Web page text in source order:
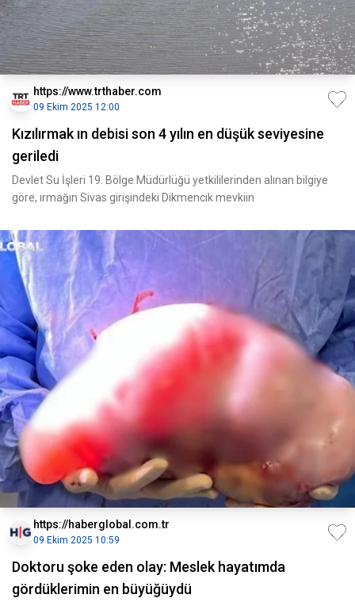
https://www.trthaber.com
09 Ekim 2025 12:00
Kızılırmak ın debisi son 4 yılın en düşük seviyesine
geriledi
Devlet Su İşleri 19. Bölge Müdürlüğü yetkililerinden alınan bilgiye
göre, ırmağın Sivas girişindeki Dikmencik mevkiin
https://haberglobal.com.tr
09 Ekim 2025 10:59
Doktoru şoke eden olay: Meslek hayatımda
gördüklerimin en büyüğüydü